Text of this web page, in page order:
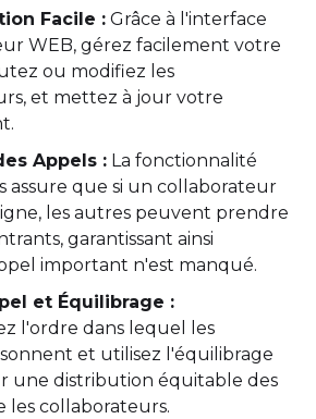
Facile : Grâce à l'interface
WEB, gérez facilement votre
ou modifiez les
et mettez à jour votre
Appels : La fonctionnalité
assure que si un collaborateur
les autres peuvent prendre
garantissant ainsi
important n'est manqué.
et Équilibrage :
l'ordre dans lequel les
et utilisez l'équilibrage
une distribution équitable des
les collaborateurs.